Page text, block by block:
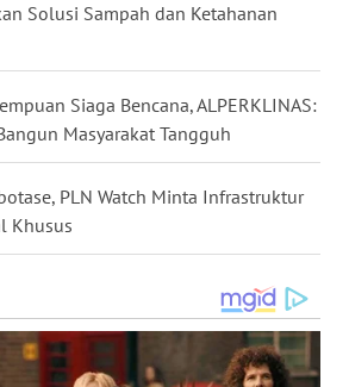
Solusi Sampah dan Ketahanan
Siaga Bencana, ALPERKLINAS:
Masyarakat Tangguh
PLN Watch Minta Infrastruktur
Khusus